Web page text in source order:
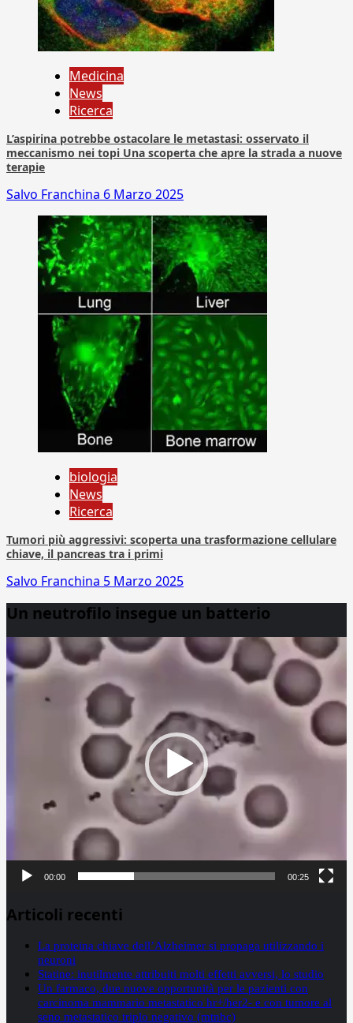
Medicina
News
Ricerca
L’aspirina potrebbe ostacolare le metastasi: osservato il
meccanismo nei topi Una scoperta che apre la strada a nuove
terapie
Salvo Franchina 6 Marzo 2025
biologia
News
Ricerca
Tumori più aggressivi: scoperta una trasformazione cellulare
chiave, il pancreas tra i primi
Salvo Franchina 5 Marzo 2025
Un neutrofilo insegue un batterio
Player
00:00 00:25
Articoli recenti
La proteina chiave dell’Alzheimer si propaga utilizzando i
neuroni
Statine: inutilmente attribuiti molti effetti avversi, lo studio
Un farmaco, due nuove opportunità per le pazienti con
carcinoma mammario metastatico hr+/her2- e con tumore al
seno metastatico triplo negativo (mtnbc)